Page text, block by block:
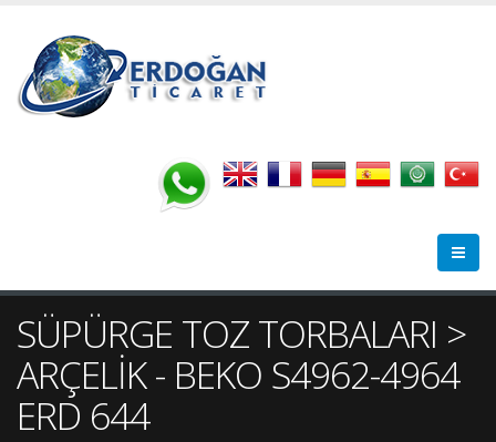
SÜPÜRGE TOZ TORBALARI >
ARÇELİK - BEKO S4962-4964
ERD 644